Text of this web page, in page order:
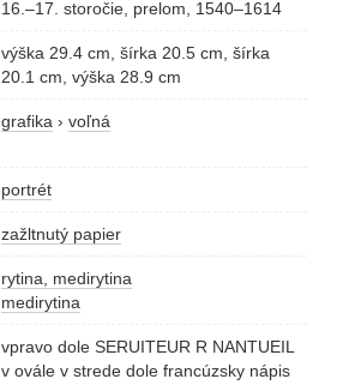
16.–17. storočie, prelom, 1540–1614
výška 29.4 cm, šírka 20.5 cm, šírka
20.1 cm, výška 28.9 cm
grafika › voľná
portrét
zažltnutý papier
rytina, medirytina
medirytina
vpravo dole SERUITEUR R NANTUEIL
v ovále v strede dole francúzsky nápis